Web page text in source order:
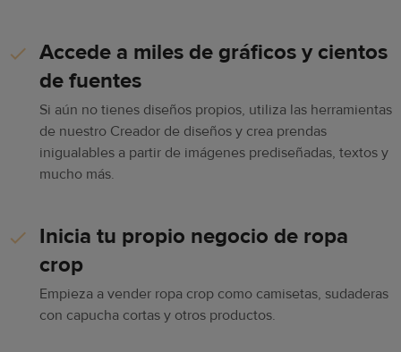
Accede a miles de gráficos y cientos
de fuentes
Si aún no tienes diseños propios, utiliza las herramientas
de nuestro Creador de diseños y crea prendas
inigualables a partir de imágenes prediseñadas, textos y
mucho más.
Inicia tu propio negocio de ropa
crop
Empieza a vender ropa crop como camisetas, sudaderas
con capucha cortas y otros productos.